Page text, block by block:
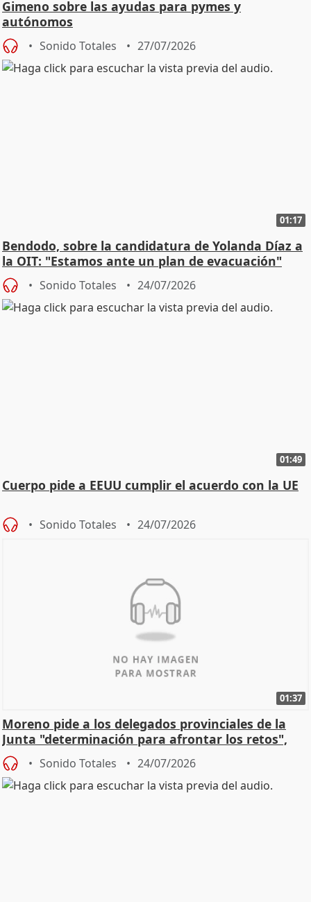
Gimeno sobre las ayudas para pymes y
autónomos
Sonido Totales 27/07/2026
01:17
Bendodo, sobre la candidatura de Yolanda Díaz a
la OIT: "Estamos ante un plan de evacuación"
Sonido Totales 24/07/2026
01:49
Cuerpo pide a EEUU cumplir el acuerdo con la UE
Sonido Totales 24/07/2026
01:37
Moreno pide a los delegados provinciales de la
Junta "determinación para afrontar los retos",
diálog
Sonido Totales 24/07/2026